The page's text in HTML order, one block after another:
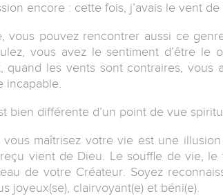
encore : cette fois, j’avais le vent de
vous pouvez rencontrer aussi ce
vous avez le sentiment d’être le
quand les vents sont contraires, vous
incapable.
bien différente d’un point de vue
vous maîtrisez votre vie est une
vient de Dieu. Le souffle de vie,
de votre Créateur. Soyez
joyeux(se), clairvoyant(e) et béni(e).